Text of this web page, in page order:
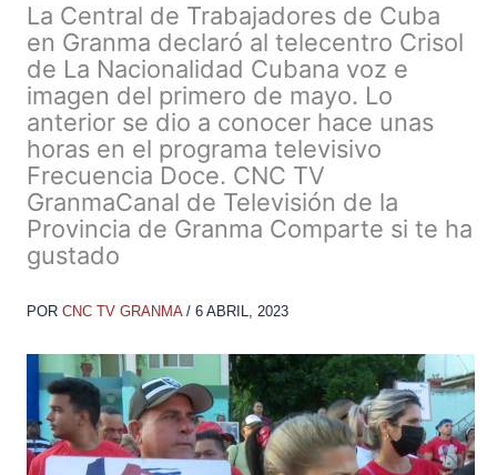
La Central de Trabajadores de Cuba
en Granma declaró al telecentro Crisol
de La Nacionalidad Cubana voz e
imagen del primero de mayo. Lo
anterior se dio a conocer hace unas
horas en el programa televisivo
Frecuencia Doce. CNC TV
GranmaCanal de Televisión de la
Provincia de Granma Comparte si te ha
gustado
POR CNC TV GRANMA / 6 ABRIL, 2023